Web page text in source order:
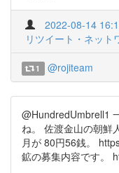
2022-08-14
リツイート・ネット
1 @rojiteam
@HundredUmbrell1
ね。 佐渡金山の朝鮮
月が 80円56銭。
鉱の募集内容です。